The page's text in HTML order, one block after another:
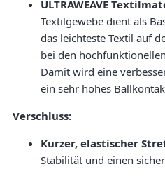
ULTRAWEAVE
Textilgewebe dient als
das leichteste Textil auf
bei den
Damit wird eine
ein sehr hohes
Verschluss:
Kurzer, elastischer
Stabilität und einen